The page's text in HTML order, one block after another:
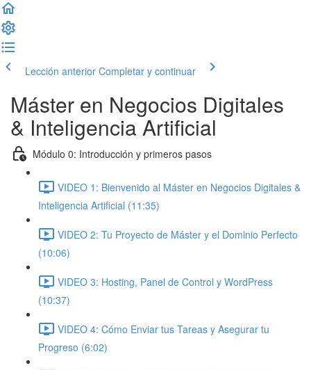
Lección anterior Completar y continuar
Máster en Negocios Digitales
& Inteligencia Artificial
Módulo 0: Introducción y primeros pasos
VIDEO 1: Bienvenido al Máster en Negocios Digitales &
Inteligencia Artificial (11:35)
VIDEO 2: Tu Proyecto de Máster y el Dominio Perfecto
(10:06)
VIDEO 3: Hosting, Panel de Control y WordPress
(10:37)
VIDEO 4: Cómo Enviar tus Tareas y Asegurar tu
Progreso (6:02)